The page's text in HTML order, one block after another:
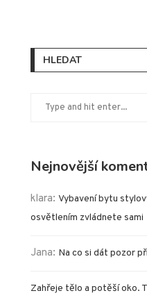
HLEDAT
Nejnovější
klara: Vybavení bytu
osvětlením zvládnete sami
Jana: Na co si dát pozor
Zahřeje tělo a potěší oko.